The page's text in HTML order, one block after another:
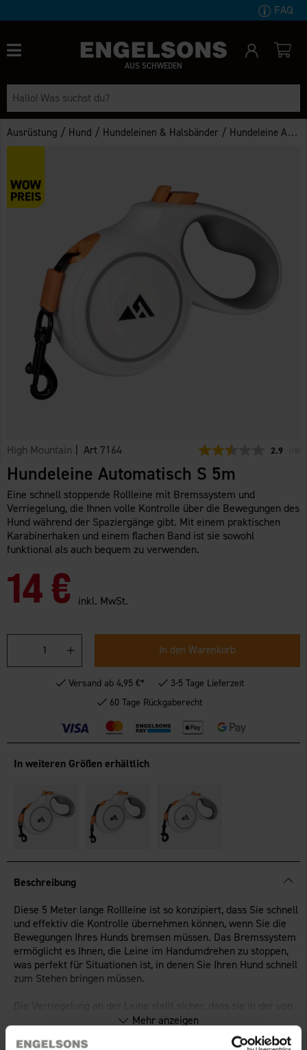
FAQ
AUS SCHWEDEN
Ausrüstung / Hund / Hundeleinen & Halsbänder / Hundeleine Automatisch S 5m
High Mountain | Art 7164 2.9 10
Hundeleine Automatisch S 5m
Eine schnell stoppende Rollleine mit Bremssystem und
Verriegelung, die Ihnen volle Kontrolle über die Bewegungen des
Hund während der Spaziergänge gibt. Mit einem praktischen
Karabinerhaken und einem flachen Band ist sie sowohl
funktional als auch bequem zu verwenden.
14 € inkl. MwSt.
In den Warenkorb
Versand ab 4,95 €*
3-5 Tage Lieferzeit
60 Tage Rückgaberecht
In weiteren Größen erhältlich
Beschreibung
Diese 5 Meter lange Rollleine ist so konzipiert, dass Sie schnell
und effektiv die Kontrolle übernehmen können, wenn Sie die
Bewegungen Ihres Hunds bremsen müssen. Das Bremssystem
ermöglicht es Ihnen, die Leine im Handumdrehen zu stoppen,
was perfekt für Situationen ist, in denen Sie Ihren Hund schnell
zum Stehen bringen müssen.
Ihnen eingestellten Länge bleibt. Der Karabinerhaken lässt sich
einfach an das Geschirr oder Halsband des Hunds befestigen.
Mehr anzeigen